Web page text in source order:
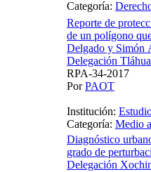
Categoría:
Reporte de
de un polígono
Delgado y Simón
Delegación
RPA-34-2017
PorPAOT
Institución:
Categoría: Medio
Diagnóstico
grado de
Delegación